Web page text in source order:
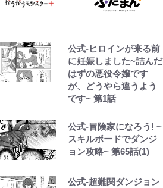
公式-ヒロインが来る前
に妊娠しました~詰んだ
はずの悪役令嬢です
が、どうやら違うよう
です~ 第1話
公式-冒険家になろう! ~
スキルボードでダンジ
ョン攻略~ 第65話(1)
公式-超難関ダンジョン